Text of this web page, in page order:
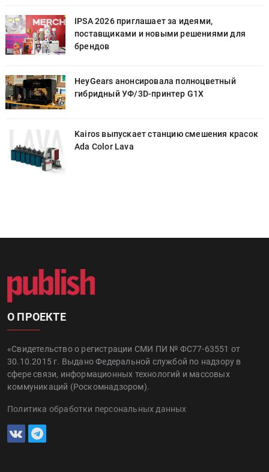
IPSA 2026 приглашает за идеями,
поставщиками и новыми решениями для
брендов
HeyGears анонсировала полноцветный
гибридный УФ/3D-принтер G1X
Kairos выпускает станцию смешения красок
Ada Color Lava
О ПРОЕКТЕ
«Свидетельство о регистрации СМИ ПИ № ФС77-63551 от
30.10.2015 г. Выдано Федеральной службой по надзору в
сфере связи, информационных технологий и массовых
коммуникаций (Роскомнадзором).
Политика обработки персональных данных